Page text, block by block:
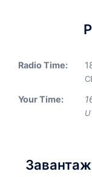
Radio Time:
Your Time: